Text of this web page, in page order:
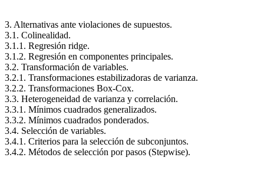
3. Alternativas ante violaciones de supuestos.
3.1. Colinealidad.
3.1.1. Regresión ridge.
3.1.2. Regresión en componentes principales.
3.2. Transformación de variables.
3.2.1. Transformaciones estabilizadoras de varianza.
3.2.2. Transformaciones Box-Cox.
3.3. Heterogeneidad de varianza y correlación.
3.3.1. Mínimos cuadrados generalizados.
3.3.2. Mínimos cuadrados ponderados.
3.4. Selección de variables.
3.4.1. Criterios para la selección de subconjuntos.
3.4.2. Métodos de selección por pasos (Stepwise).